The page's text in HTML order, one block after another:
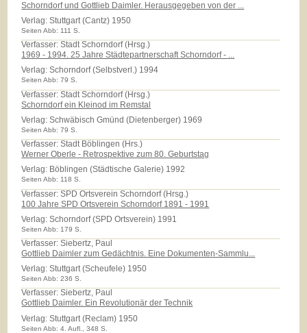
Schorndorf und Gottlieb Daimler. Herausgegeben von der ...
Verlag:Stuttgart (Cantz) 1950
Seiten Abb: 111 S.
Verfasser: Stadt Schorndorf (Hrsg.)
1969 - 1994. 25 Jahre Städtepartnerschaft Schorndorf - ...
Verlag:Schorndorf (Selbstverl.) 1994
Seiten Abb: 79 S.
Verfasser: Stadt Schorndorf (Hrsg.)
Schorndorf ein Kleinod im Remstal
Verlag:Schwäbisch Gmünd (Dietenberger) 1969
Seiten Abb: 79 S.
Verfasser: Stadt Böblingen (Hrs.)
Werner Oberle - Retrospektive zum 80. Geburtstag
Verlag: Böblingen (Städtische Galerie) 1992
Seiten Abb: 118 S.
Verfasser: SPD Ortsverein Schorndorf (Hrsg.)
100 Jahre SPD Ortsverein Schorndorf 1891 - 1991
Verlag:Schorndorf (SPD Ortsverein) 1991
Seiten Abb: 179 S.
Verfasser: Siebertz, Paul
Gottlieb Daimler zum Gedächtnis. Eine Dokumenten-Sammlu...
Verlag:Stuttgart (Scheufele) 1950
Seiten Abb: 236 S.
Verfasser: Siebertz, Paul
Gottlieb Daimler. Ein Revolutionär der Technik
Verlag:Stuttgart (Reclam) 1950
Seiten Abb: 4. Aufl., 348 S.